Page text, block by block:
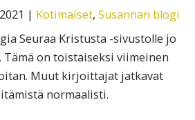
| Kotimaiset, Susannan blogi
Seuraa Kristusta -sivustolle jo
on toistaiseksi viimeinen
Muut kirjoittajat jatkavat
normaalisti.